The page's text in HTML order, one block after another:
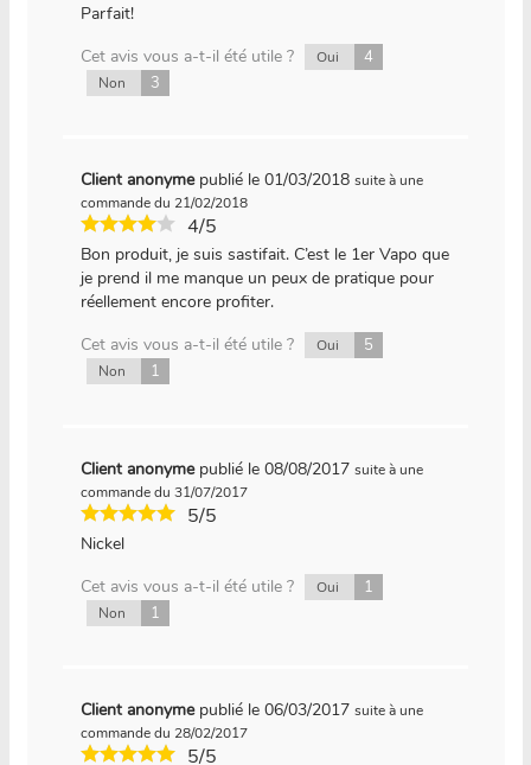
Parfait!
Cet avis vous a-t-il été utile ?
Oui 4
Non 3
Client anonyme publié le 01/03/2018 suite à une
commande du 21/02/2018
4/5
Bon produit, je suis sastifait. C’est le 1er Vapo que
je prend il me manque un peux de pratique pour
réellement encore profiter.
Cet avis vous a-t-il été utile ?
Oui 5
Non 1
Client anonyme publié le 08/08/2017 suite à une
commande du 31/07/2017
5/5
Nickel
Cet avis vous a-t-il été utile ?
Oui 1
Non 1
Client anonyme publié le 06/03/2017 suite à une
commande du 28/02/2017
5/5